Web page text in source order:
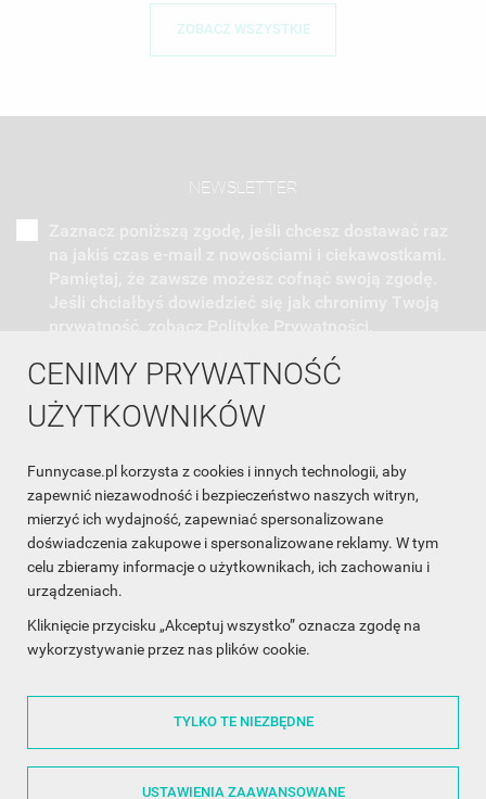
CENIMY PRYWATNOŚĆ
UŻYTKOWNIKÓW
Funnycase.pl korzysta z cookies i innych technologii, aby
zapewnić niezawodność i bezpieczeństwo naszych witryn,
mierzyć ich wydajność, zapewniać spersonalizowane
doświadczenia zakupowe i spersonalizowane reklamy. W tym
celu zbieramy informacje o użytkownikach, ich zachowaniu i
urządzeniach.
Kliknięcie przycisku „Akceptuj wszystko” oznacza zgodę na
wykorzystywanie przez nas plików cookie.
TYLKO TE NIEZBĘDNE
USTAWIENIA ZAAWANSOWANE
ZOBACZ WSZYSTKIE
NEWSLETTER
INFORMACJA O SKLEPIE
INFORMACJE
OBSŁUGA KLIENTA
WSPÓŁPRACA
ŚLEDŹ NAS NA FACEBOOKU
Made with❤in Poland